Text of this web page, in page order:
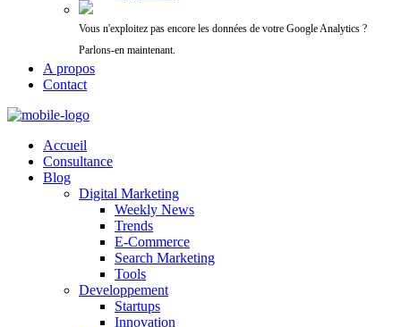
Vous n'exploitez pas encore les données de votre Google Analytics ?
Parlons-en maintenant.
A propos
Contact
Accueil
Consultance
Blog
Digital Marketing
Weekly News
Trends
E-Commerce
Search Marketing
Tools
Developpement
Startups
Innovation